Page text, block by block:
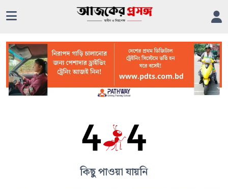
কিছু পাওয়া যায়নি